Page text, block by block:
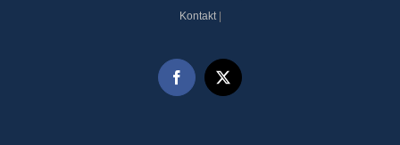
Kontakt|
Facebook
X